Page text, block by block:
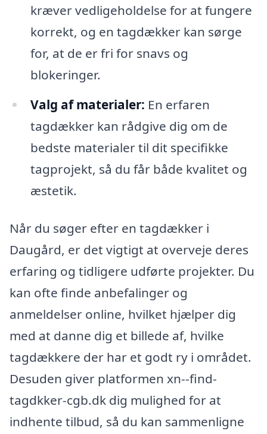
kræver vedligeholdelse for at fungere
korrekt, og en tagdækker kan sørge
for, at de er fri for snavs og
blokeringer.
Valg af materialer: En erfaren
tagdækker kan rådgive dig om de
bedste materialer til dit specifikke
tagprojekt, så du får både kvalitet og
æstetik.
Når du søger efter en tagdækker i
Daugård, er det vigtigt at overveje deres
erfaring og tidligere udførte projekter. Du
kan ofte finde anbefalinger og
anmeldelser online, hvilket hjælper dig
med at danne dig et billede af, hvilke
tagdækkere der har et godt ry i området.
Desuden giver platformen xn--find-
tagdkker-cgb.dk dig mulighed for at
indhente tilbud, så du kan sammenligne